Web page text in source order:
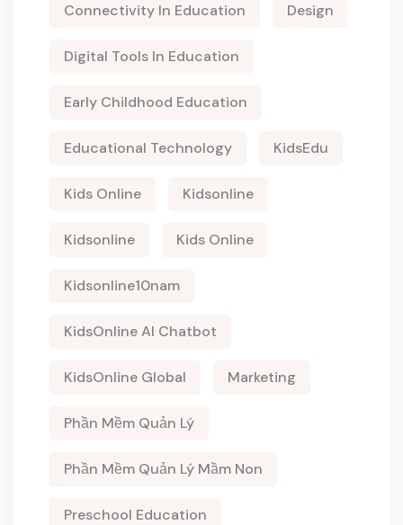
Connectivity In Education Design
Digital Tools In Education
Early Childhood Education
Educational Technology KidsEdu
Kids Online Kidsonline
Kidsonline Kids Online
Kidsonline10nam
KidsOnline AI Chatbot
KidsOnline Global Marketing
Phần Mềm Quản Lý
Phần Mềm Quản Lý Mầm Non
Preschool Education